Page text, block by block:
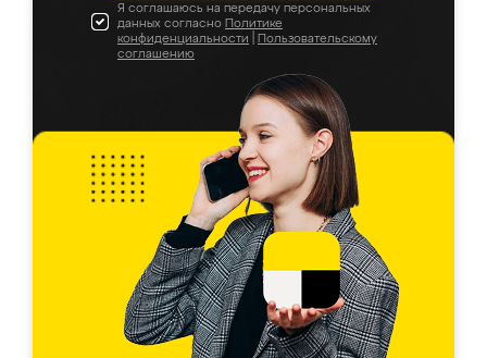
Я соглашаюсь на передачу персональных
данных согласно Политике
конфиденциальности
Пользовательскому
соглашению